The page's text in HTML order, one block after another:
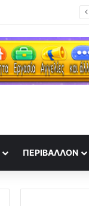
ΠΕΡΙΒΆΛΛΟΝ